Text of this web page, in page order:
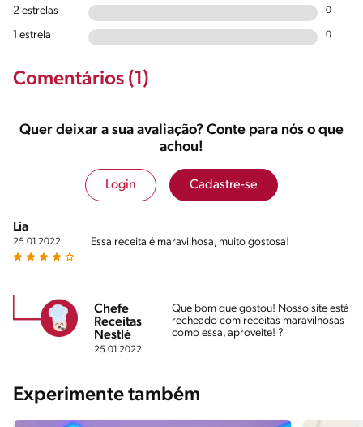
2 estrelas 0
1 estrela 0
Comentários (1)
Quer deixar a sua avaliação? Conte para nós o que
achou!
Login Cadastre-se
Lia
25.01.2022 Essa receita é maravilhosa, muito gostosa!
Chefe
Receitas
Nestlé
25.01.2022
Que bom que gostou! Nosso site está
recheado com receitas maravilhosas
como essa, aproveite! ?
Experimente também